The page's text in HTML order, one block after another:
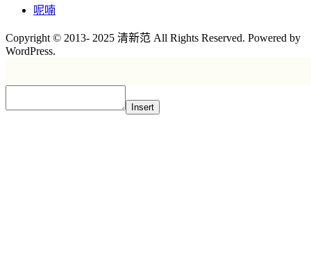
呢喃
Copyright © 2013- 2025 清新范 All Rights Reserved. Powered by
WordPress.
Insert